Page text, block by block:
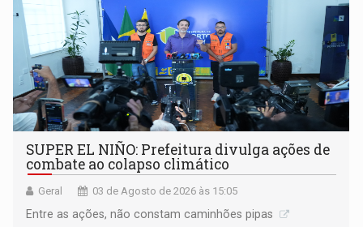
SUPER EL NIÑO: Prefeitura divulga ações de
combate ao colapso climático
Geral 03 de Agosto de 2026 às 15:05
Entre as ações, não constam caminhões pipas